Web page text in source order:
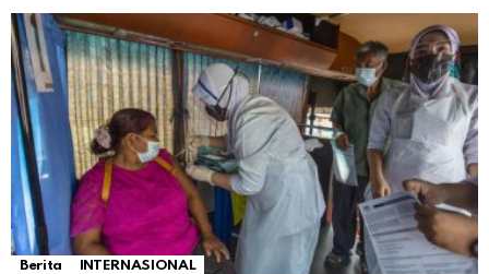
Berita INTERNASIONAL